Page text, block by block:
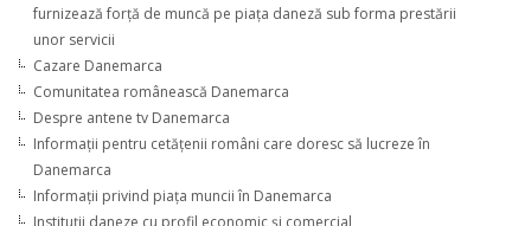
furnizează forţă de muncă pe piaţa daneză sub forma prestării
unor servicii
Cazare Danemarca
Comunitatea românească Danemarca
Despre antene tv Danemarca
Informaţii pentru cetăţenii români care doresc să lucreze în
Danemarca
Informaţii privind piaţa muncii în Danemarca